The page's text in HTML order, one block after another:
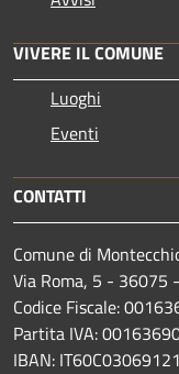
VIVERE IL COMUNE
Luoghi
Eventi
CONTATTI
Comune di
Via Roma, 5 - 36075
Codice Fiscale:
Partita IVA:
IBAN: